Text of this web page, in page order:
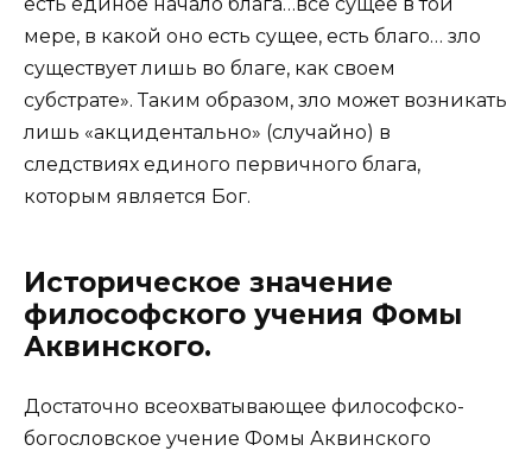
мере, в какой оно есть сущее, есть благо… зло
существует лишь во благе, как своем
субстрате». Таким образом, зло может возникать
лишь «акцидентально» (случайно) в
следствиях единого первичного блага,
которым является Бог.
Историческое значение
философского учения Фомы
Аквинского.
Достаточно всеохватывающее философско-
богословское учение Фомы Аквинского